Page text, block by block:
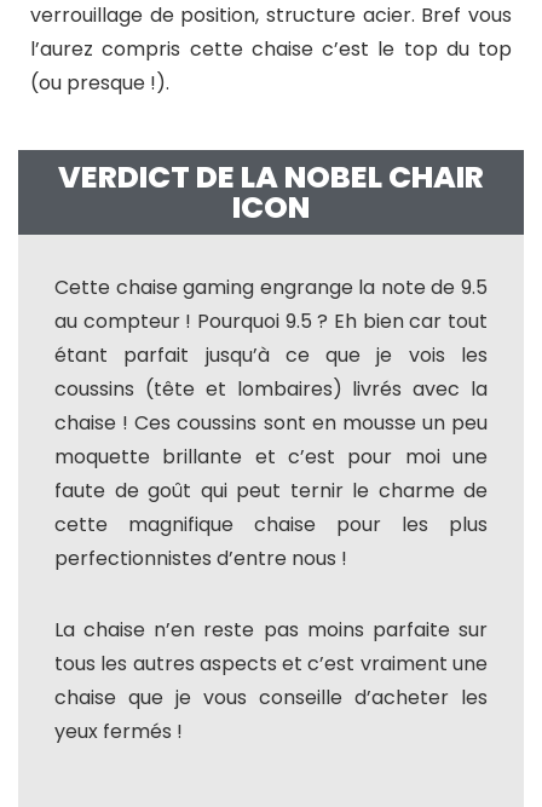
verrouillage de position, structure acier. Bref vous
l’aurez compris cette chaise c’est le top du top
(ou presque !).
VERDICT DE LA NOBEL CHAIR
ICON
Cette chaise gaming engrange la note de 9.5
au compteur ! Pourquoi 9.5 ? Eh bien car tout
étant parfait jusqu’à ce que je vois les
coussins (tête et lombaires) livrés avec la
chaise ! Ces coussins sont en mousse un peu
moquette brillante et c’est pour moi une
faute de goût qui peut ternir le charme de
cette magnifique chaise pour les plus
perfectionnistes d’entre nous !
La chaise n’en reste pas moins parfaite sur
tous les autres aspects et c’est vraiment une
chaise que je vous conseille d’acheter les
yeux fermés !